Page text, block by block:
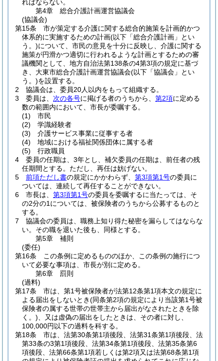
ればならない。
第4章
総合介護計画運営協議会
(協議会)
第15条
市が策定する介護に関する総合的施策を計画的かつ
体系的に実施するための計画(以下「総合介護計画」とい
う。)について、市民の意見を十分に反映し、介護に関する
施策が円滑かつ適切に行われるような計画とするための審
議機関として、地方自治法第138条の4第3項の規定に基づ
き、大東市総合介護計画運営協議会(以下「協議会」とい
う。)を設置する。
2
協議会は、委員20人以内をもって組織する。
3
委員は、 次の各号に掲げる者のうちから、 第2項に定める
数の範囲内において、市長が委嘱する。
(1)
市民
(2)
学識経験者
(3)
介護サービス事業に従事する者
(4)
地域における福祉関係団体に属する者
(5)
行政職員
4
委員の任期は、3年とし、補欠委員の任期は、前任者の残
任期間とする。 ただし、再任は妨げない。
5
前項ただし書の規定にかかわらず、 第3項第1号の委員に
ついては、連続して再任することができない。
6
市長は、 第3項第1号の委員を委嘱するに当たっては、そ
の2分の1については、被保険者のうちから公募するものと
する。
7
協議会の委員は、職務上知り得た秘密を漏らしてはならな
い。 その職を退いた後も、同様とする。
第5章
補則
(委任)
第16条
この条例に定めるもののほか、この条例の施行につ
いて必要な事項は、市長が別に定める。
第6章
罰則
(過料)
第17条
市は、第1号被保険者が法第12条第1項本文の規定に
よる届出をしないとき(同条第2項の規定により当該第1号被
保険者の属する世帯の世帯主から届出がなされたときを除
く。) 、又は虚偽の届出をしたときは、その者に対し、
100,000円以下の過料を科する。
第18条
市は、法第30条第1項後段、法第31条第1項後段、法
第33条の3第1項後段、法第34条第1項後段、法第35条第6
項後段、法第66条第1項若しくは第2項又は法第68条第1項